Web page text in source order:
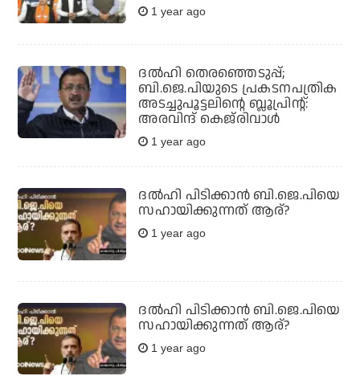
1 year ago
ദല്‍ഹി തെരഞ്ഞെടുപ്പ്;
ബി.ജെ.പിയുടെ പ്രകടനപത്രിക
അടച്ചുപൂട്ടലിന്റെ ബ്ലൂപ്രിന്റ്:
അരവിന്ദ് കെജ്‌രിവാൾ
1 year ago
ദൽഹി പിടിക്കാൻ ബി.ജെ.പിയെ
സഹായിക്കുന്നത് ആര്?
1 year ago
ദല്‍ഹി പിടിക്കാന്‍ ബി.ജെ.പിയെ
സഹായിക്കുന്നത് ആര്?
1 year ago